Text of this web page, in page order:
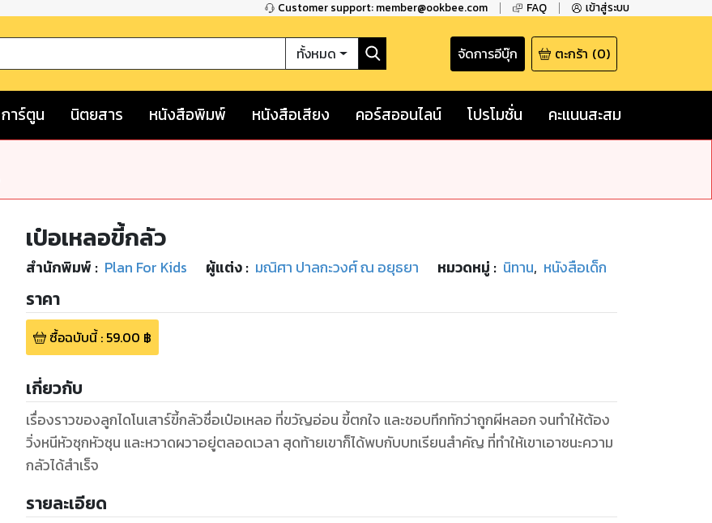
Customer support: member@ookbee.com FAQ เข้าสู่ระบบ
ทั้งหมด จัดการอีบุ๊ก ตะกร้า (0)
การ์ตูน นิตยสาร หนังสือพิมพ์ หนังสือเสียง คอร์สออนไลน์ โปรโมชั่น คะแนนสะสม
เป๋อเหลอขี้กลัว
สำนักพิมพ์ : Plan For Kids ผู้แต่ง : มณิศา ปาลกะวงศ์ ณ อยุธยา หมวดหมู่ : นิทาน, หนังสือเด็ก
ราคา
ซื้อฉบับนี้: 59.00 ฿
เกี่ยวกับ
เรื่องราวของลูกไดโนเสาร์ขี้กลัวชื่อเป๋อเหลอ ที่ขวัญอ่อน ขี้ตกใจ และชอบทึกทักว่าถูกผีหลอก จนทำให้ต้อง
วิ่งหนีหัวซุกหัวซุน และหวาดผวาอยู่ตลอดเวลา สุดท้ายเขาก็ได้พบกับบทเรียนสำคัญ ที่ทำให้เขาเอาชนะความ
กลัวได้สำเร็จ
รายละเอียด